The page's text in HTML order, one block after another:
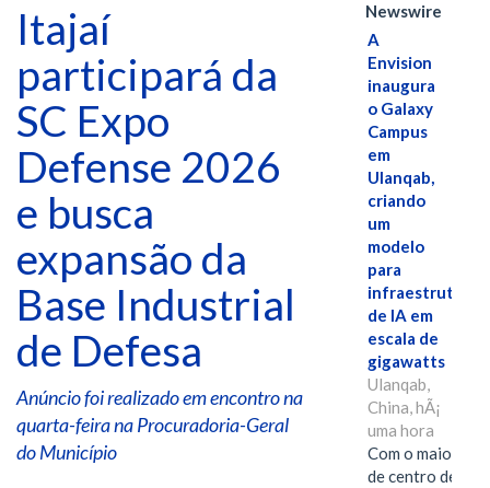
Itajaí
participará da
SC Expo
Defense 2026
e busca
expansão da
Base Industrial
de Defesa
Anúncio foi realizado em encontro na
quarta-feira na Procuradoria-Geral
do Município
Newswire
A
Envision
inaugura
o Galaxy
Campus
em
Ulanqab,
criando
um
modelo
para
infraestrutura
de IA em
escala de
gigawatts
Ulanqab,
China, hÃ¡
uma hora
Com o maior
de centro de